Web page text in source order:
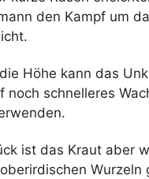
den Kampf um
Höhe kann das
noch schnelleres
ist das Kraut aber
Wurzeln